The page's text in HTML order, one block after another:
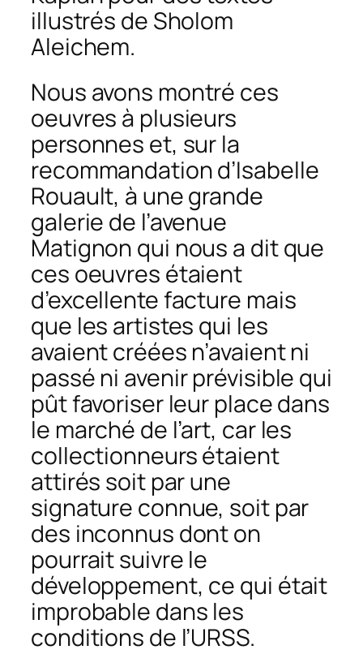
illustrés de Sholom
Aleichem.
Nous avons montré ces
oeuvres à plusieurs
personnes et, sur la
recommandation d’Isabelle
Rouault, à une grande
galerie de l’avenue
Matignon qui nous a dit que
ces oeuvres étaient
d’excellente facture mais
que les artistes qui les
avaient créées n’avaient ni
passé ni avenir prévisible qui
pût favoriser leur place dans
le marché de l’art, car les
collectionneurs étaient
attirés soit par une
signature connue, soit par
des inconnus dont on
pourrait suivre le
développement, ce qui était
improbable dans les
conditions de l’URSS.